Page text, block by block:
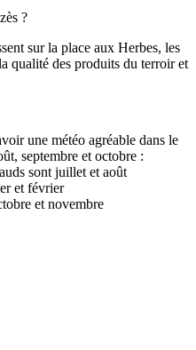
?
sur la place aux Herbes, les
qualité des produits du terroir et
une météo agréable dans le
septembre et octobre :
sont juillet et août
et février
et novembre